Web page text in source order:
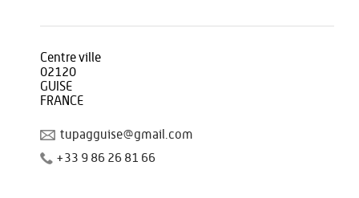
Centre ville
02120
GUISE
FRANCE
tupagguise@gmail.com
+33 9 86 26 81 66